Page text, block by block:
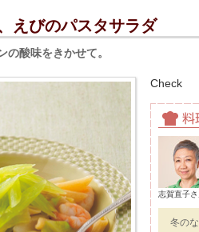
えびのパスタサラダ
の酸味をきかせて。
Check
志賀直子
冬の